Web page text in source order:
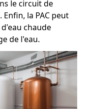
le circuit de
la PAC peut
chaude
de l'eau.